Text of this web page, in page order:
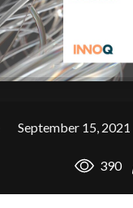
September 15, 2021
390